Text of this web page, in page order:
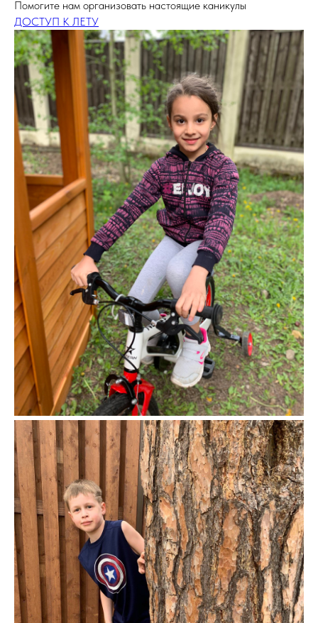
Помогите нам организовать настоящие каникулы
ДОСТУП К ЛЕТУ